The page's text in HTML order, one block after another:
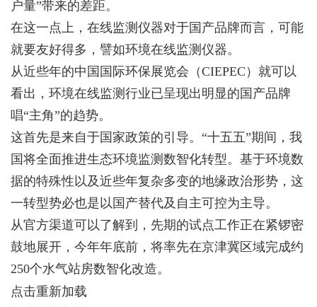
户量”带来的差距。
在这一点上，在线监测仪器对于国产品牌而言，可能
就要友好得多，譬如环境在线监测仪器。
从近些年的中国国际环保展览会（CIEPEC）就可以
看出，环境在线监测行业已呈现出明显的国产品牌
唱“主角”的趋势。
这首先是来自于国家政策的引导。“十五五”期间，我
国将全面推进生态环境监测数智化转型。基于环境数
据的特殊性以及近些年复杂多变的地缘政治形势，这
一转型势必也是以国产替代及自主可控为主导。
从官方渠道可以了解到，先期的试点工作正在紧锣密
鼓地展开，今年年底前，将率先在京津冀区域完成约
250个水气站房数智化改造。
点击重新加载